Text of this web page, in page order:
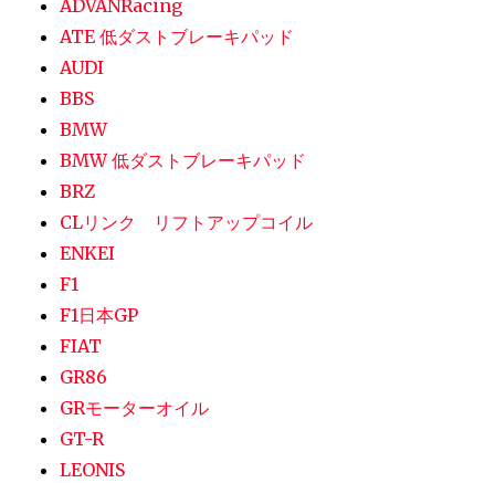
ADVANRacing
ATE 低ダストブレーキパッド
AUDI
BBS
BMW
BMW 低ダストブレーキパッド
BRZ
CLリンク リフトアップコイル
ENKEI
F1
F1日本GP
FIAT
GR86
GRモーターオイル
GT-R
LEONIS